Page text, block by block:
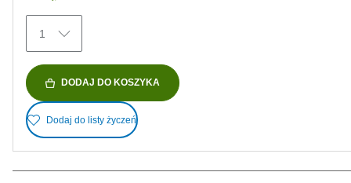
1
DODAJ DO KOSZYKA
Dodaj do listy życzeń